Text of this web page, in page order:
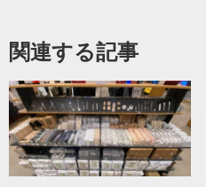
関連する記事